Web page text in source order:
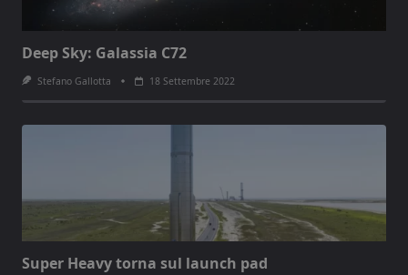
Deep Sky: Galassia C72
Stefano Gallotta 18 Settembre 2022
Super Heavy torna sul launch pad